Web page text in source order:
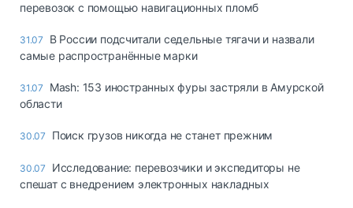
перевозок с помощью навигационных пломб
31.07
В России подсчитали седельные тягачи и назвали
самые распространённые марки
31.07
Mash: 153 иностранных фуры застряли в Амурской
области
30.07 Поиск грузов никогда не станет прежним
30.07
Исследование: перевозчики и экспедиторы не
спешат с внедрением электронных накладных